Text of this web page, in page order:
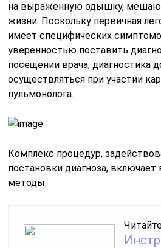
на выраженную одышку,
жизни. Поскольку первичная
имеет специфических
уверенностью поставить
посещении врача, диагностика
осуществляться при участии
пульмонолога.
Комплекс процедур,
постановки диагноза,
методы: